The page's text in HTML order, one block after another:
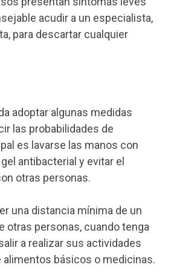
acudir a un especialista,
para descartar cualquier
adoptar algunas medidas
las probabilidades de
es lavarse las manos con
antibacterial y evitar el
otras personas.
una distancia mínima de un
otras personas, cuando tenga
a realizar sus actividades
básicos o medicinas.